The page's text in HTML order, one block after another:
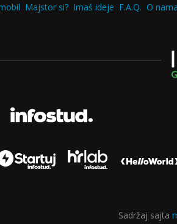
Majstor si? Imaš ideje F.A.Q. O nama
Sadržaj sajta